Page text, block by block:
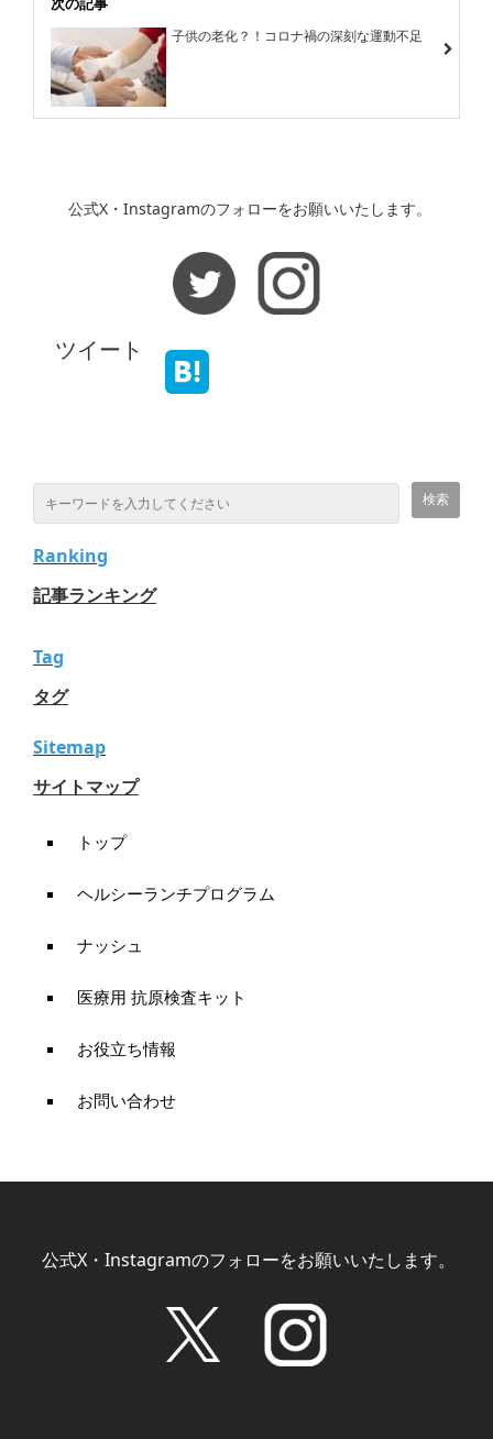
子供の老化？！コロナ禍の深刻な運動不足
公式X・Instagramのフォローをお願いいたします。
ツイート
Ranking
記事ランキング
Tag
タグ
Sitemap
サイトマップ
トップ
ヘルシーランチプログラム
ナッシュ
医療用 抗原検査キット
お役立ち情報
お問い合わせ
公式X・Instagramのフォローをお願いいたします。